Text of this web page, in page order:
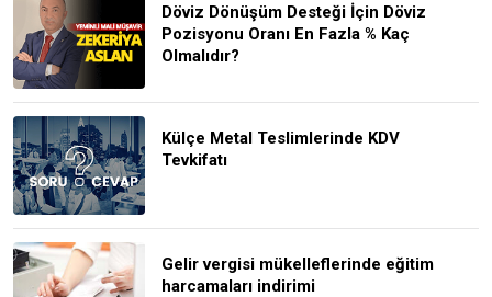
Döviz Dönüşüm Desteği İçin Döviz
Pozisyonu Oranı En Fazla % Kaç
Olmalıdır?
Külçe Metal Teslimlerinde KDV
Tevkifatı
Gelir vergisi mükelleflerinde eğitim
harcamaları indirimi